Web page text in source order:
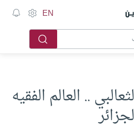
EN
.. العالم الفقيه